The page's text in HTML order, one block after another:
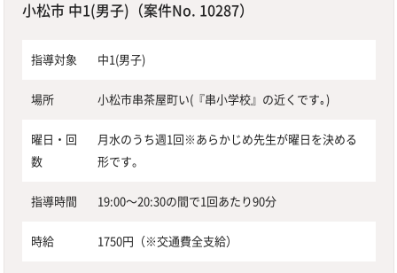
小松市 中1(男子)（案件No. 10287）
指導対象 中1(男子)
場所 小松市串茶屋町い(『串小学校』の近くです｡)
曜日・回
数
月水のうち週1回※あらかじめ先生が曜日を決める
形です。
指導時間 19:00〜20:30の間で1回あたり90分
時給 1750円（※交通費全支給）